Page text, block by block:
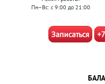
Пн–Вс: с 9:00 до 21:00
Записаться